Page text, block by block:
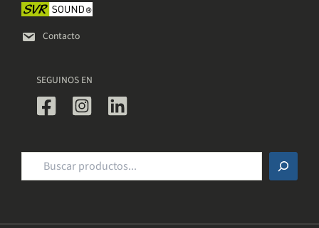
Contacto
SEGUINOS EN
Buscar